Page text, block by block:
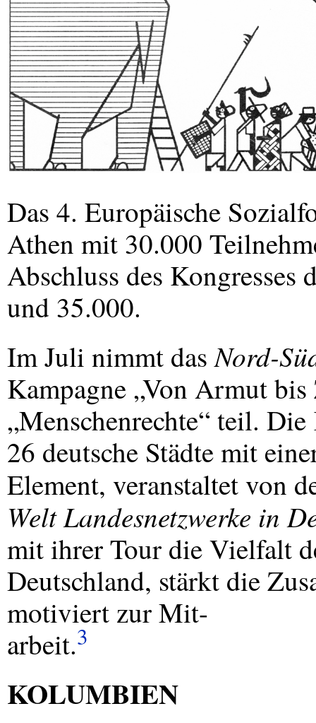
Das 4. Europäische
Athen mit 30.000
Abschluss des Kongresses
und 35.000.
Im Juli nimmt dasNord-
Kampagne „Von Armut
„Menschenrechte“ teil.
26 deutsche Städte mit
Element, veranstaltet von
Welt Landesnetzwerke in
mit ihrer Tour die Vielfalt
Deutschland, stärkt die
motiviert zur Mit-
arbeit.3
KOLUMBIEN